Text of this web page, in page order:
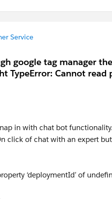
Service
google tag manager
TypeError: Cannot read
in with chat bot
click of chat with an expert
‘deploymentId’ of